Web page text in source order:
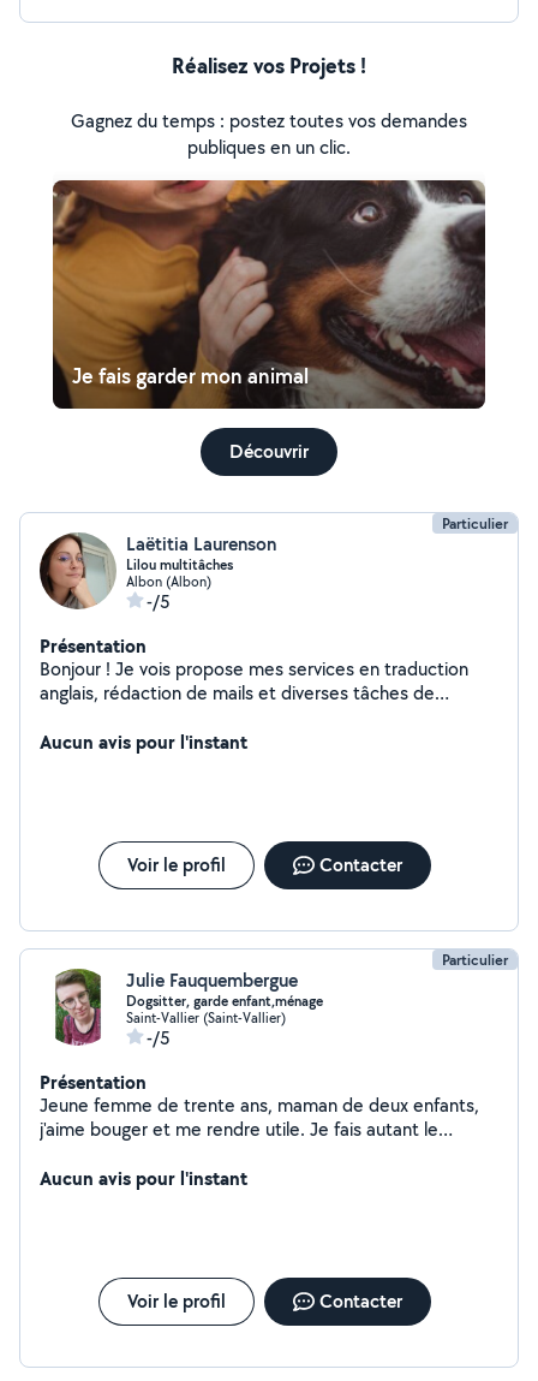
Réalisez vos Projets !
Gagnez du temps : postez toutes vos demandes
publiques en un clic.
Je fais garder mon animal
Découvrir
Particulier
Laëtitia Laurenson
Lilou multitâches
Albon (Albon)
-/5
Présentation
Bonjour ! Je vois propose mes services en traduction
anglais, rédaction de mails et diverses tâches de
peux aussi garder vos boules de poils le weekend
Aucun avis pour l'instant
Voir le profil Contacter
Particulier
Julie Fauquembergue
Dogsitter, garde enfant,ménage
Saint-Vallier (Saint-Vallier)
-/5
Présentation
Jeune femme de trente ans, maman de deux enfants,
j'aime bouger et me rendre utile. Je fais autant le
promenades, l'aide au devoir, l'accompagnement des
Aucun avis pour l'instant
Voir le profil Contacter